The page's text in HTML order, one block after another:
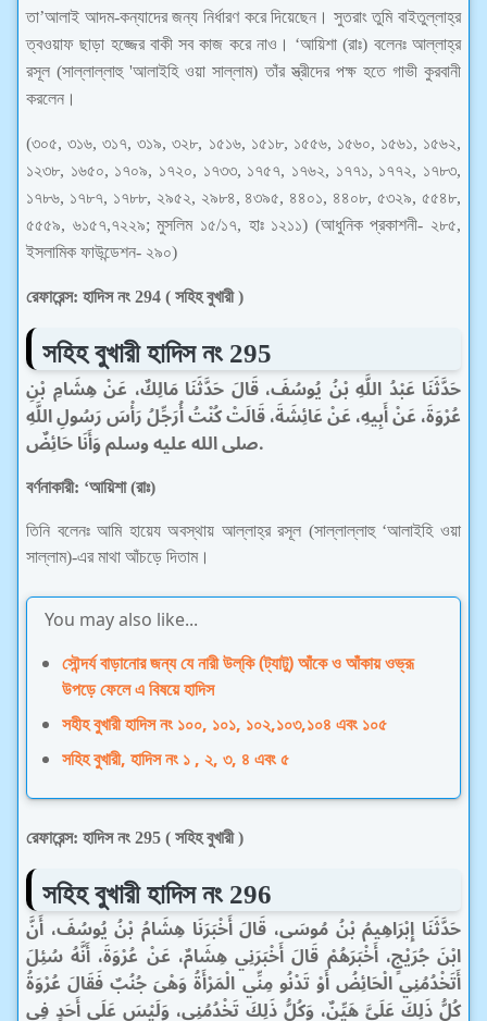
তা’আলাই আদম-কন্যাদের জন্য নির্ধারণ করে দিয়েছেন। সুতরাং তুমি বাইতুল্লাহ্‌র
ত্বওয়াফ ছাড়া হজ্জের বাকী সব কাজ করে নাও। ‘আয়িশা (রাঃ) বলেনঃ আল্লাহ্‌র
রসূল (সাল্লাল্লাহু 'আলাইহি ওয়া সাল্লাম) তাঁর স্ত্রীদের পক্ষ হতে গাভী কুরবানী
করলেন।
(৩০৫, ৩১৬, ৩১৭, ৩১৯, ৩২৮, ১৫১৬, ১৫১৮, ১৫৫৬, ১৫৬০, ১৫৬১, ১৫৬২,
১২৩৮, ১৬৫০, ১৭০৯, ১৭২০, ১৭৩৩, ১৭৫৭, ১৭৬২, ১৭৭১, ১৭৭২, ১৭৮৩,
১৭৮৬, ১৭৮৭, ১৭৮৮, ২৯৫২, ২৯৮৪, ৪৩৯৫, ৪৪০১, ৪৪০৮, ৫৩২৯, ৫৫৪৮,
৫৫৫৯, ৬১৫৭,৭২২৯; মুসলিম ১৫/১৭, হাঃ ১২১১) (আধুনিক প্রকাশনী- ২৮৫,
ইসলামিক ফাউন্ডেশন- ২৯০)
রেফারেন্স: হাদিস নং 294 ( সহিহ বুখারী )
সহিহ বুখারীহাদিস নং 295
حَدَّثَنَا عَبْدُ اللَّهِ بْنُ يُوسُفَ، قَالَ حَدَّثَنَا مَالِكٌ، عَنْ هِشَامِ بْنِ
عُرْوَةَ، عَنْ أَبِيهِ، عَنْ عَائِشَةَ، قَالَتْ كُنْتُ أُرَجِّلُ رَأْسَ رَسُولِ اللَّهِ
صلى الله عليه وسلم وَأَنَا حَائِضٌ‏.
বর্ণনাকারী: ‘আয়িশা (রাঃ)
তিনি বলেনঃ আমি হায়েয অবস্থায় আল্লাহ্‌র রসূল (সাল্লাল্লাহু ‘আলাইহি ওয়া
সাল্লাম)-এর মাথা আঁচড়ে দিতাম।
You may also like...
সৌন্দর্য বাড়ানোর জন্য যে নারী উল্‌কি (ট্যাটু) আঁকে ও আঁকায় ওভ্রূ
উপড়ে ফেলে এ বিষয়ে হাদিস
সহীহ বুখারী হাদিস নং ১০০, ১০১, ১০২,১০৩,১০৪ এবং ১০৫
সহিহ বুখারী, হাদিস নং ১ , ২, ৩, ৪ এবং ৫
রেফারেন্স: হাদিস নং 295 ( সহিহ বুখারী )
সহিহ বুখারীহাদিস নং 296
حَدَّثَنَا إِبْرَاهِيمُ بْنُ مُوسَى، قَالَ أَخْبَرَنَا هِشَامُ بْنُ يُوسُفَ، أَنَّ
ابْنَ جُرَيْجٍ، أَخْبَرَهُمْ قَالَ أَخْبَرَنِي هِشَامٌ، عَنْ عُرْوَةَ، أَنَّهُ سُئِلَ
أَتَخْدُمُنِي الْحَائِضُ أَوْ تَدْنُو مِنِّي الْمَرْأَةُ وَهْىَ جُنُبٌ فَقَالَ عُرْوَةُ
كُلُّ ذَلِكَ عَلَىَّ هَيِّنٌ، وَكُلُّ ذَلِكَ تَخْدُمُنِي، وَلَيْسَ عَلَى أَحَدٍ فِي